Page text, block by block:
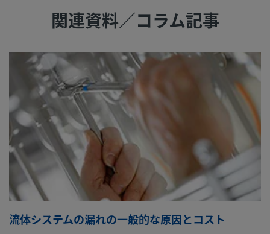
関連資料／コラム記事
流体システムの漏れの一般的な原因とコスト